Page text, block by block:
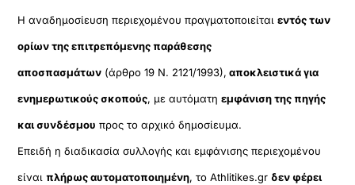
Η αναδημοσίευση περιεχομένου πραγματοποιείταιεντός των
ορίων της επιτρεπόμενης παράθεσης
αποσπασμάτων (άρθρο 19 Ν. 2121/1993), αποκλειστικά για
ενημερωτικούς σκοπούς, με αυτόματηεμφάνιση της πηγής
και συνδέσμου προς το αρχικό δημοσίευμα.
Επειδή η διαδικασία συλλογής και εμφάνισης περιεχομένου
είναιπλήρως αυτοματοποιημένη, το Athlitikes.gr δεν φέρει